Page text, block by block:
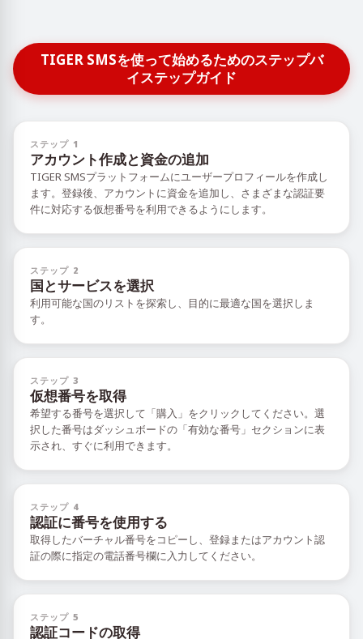
TIGER SMSを使って始めるためのステップバ
イステップガイド
ステップ 1
アカウント作成と資金の追加
TIGER SMSプラットフォームにユーザープロフィールを作成し
ます。登録後、アカウントに資金を追加し、さまざまな認証要
件に対応する仮想番号を利用できるようにします。
ステップ 2
国とサービスを選択
利用可能な国のリストを探索し、目的に最適な国を選択しま
す。
ステップ 3
仮想番号を取得
希望する番号を選択して「購入」をクリックしてください。選
択した番号はダッシュボードの「有効な番号」セクションに表
示され、すぐに利用できます。
ステップ 4
認証に番号を使用する
取得したバーチャル番号をコピーし、登録またはアカウント認
証の際に指定の電話番号欄に入力してください。
ステップ 5
認証コードの取得